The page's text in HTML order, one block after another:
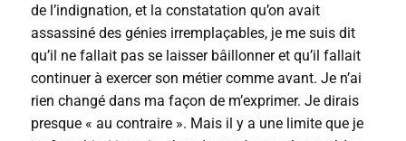
de l’indignation, et la constatation qu’on avait
assassiné des génies irremplaçables, je me suis dit
qu’il ne fallait pas se laisser bâillonner et qu’il fallait
continuer à exercer son métier comme avant. Je n’ai
rien changé dans ma façon de m’exprimer. Je dirais
presque « au contraire ». Mais il y a une limite que je